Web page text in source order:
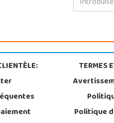
TERMES
Politique